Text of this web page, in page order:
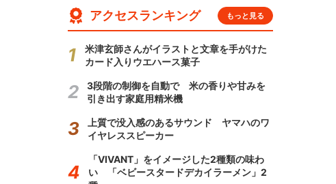
アクセスランキング もっと見る
米津玄師さんがイラストと文章を手がけた
カード入りウエハース菓子
3段階の制御を自動で 米の香りや甘みを
引き出す家庭用精米機
上質で没入感のあるサウンド ヤマハのワ
イヤレススピーカー
「VIVANT」をイメージした2種類の味わ
い 「ベビースタードデカイラーメン」2